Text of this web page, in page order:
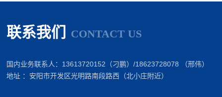
联系我们 CONTACT US
国内业务联系人：13613720152（刁鹏）/18623728078 （邢伟）
地址 ：安阳市开发区光明路南段路西（北小庄附近）